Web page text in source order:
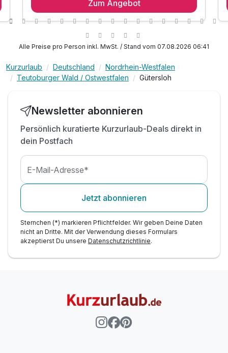
1 x reichhaltiges Frühstück vom Buffet
inkl. Nutzung der Sauna und Dampfbad
Zum Angebot
Alle Preise pro Person inkl. MwSt. / Stand vom 07.08.2026 06:41
Kurzurlaub Deutschland
Nordrhein-Westfalen
Teutoburger Wald / Ostwestfalen
Gütersloh
Newsletter abonnieren
Persönlich kuratierte Kurzurlaub-Deals direkt in
dein Postfach
E-Mail-Adresse*
Jetzt abonnieren
Sternchen (*) markieren Pflichtfelder. Wir geben Deine Daten
nicht an Dritte. Mit der Verwendung dieses Formulars
akzeptierst Du unsere Datenschutzrichtlinie.